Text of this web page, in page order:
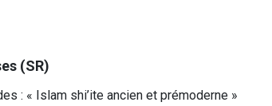
(SR)
: « Islam shi’ite ancien et prémoderne »